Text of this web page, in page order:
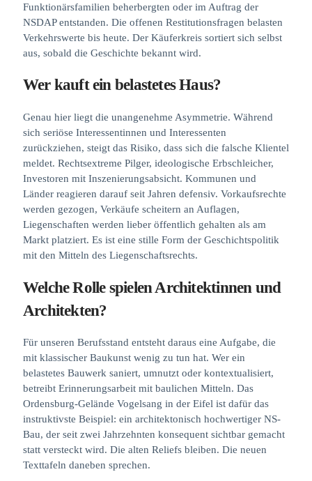
Funktionärsfamilien beherbergten oder im Auftrag der
NSDAP entstanden. Die offenen Restitutionsfragen belasten
Verkehrswerte bis heute. Der Käuferkreis sortiert sich selbst
aus, sobald die Geschichte bekannt wird.
Wer kauft ein belastetes Haus?
Genau hier liegt die unangenehme Asymmetrie. Während
sich seriöse Interessentinnen und Interessenten
zurückziehen, steigt das Risiko, dass sich die falsche Klientel
meldet. Rechtsextreme Pilger, ideologische Erbschleicher,
Investoren mit Inszenierungsabsicht. Kommunen und
Länder reagieren darauf seit Jahren defensiv. Vorkaufsrechte
werden gezogen, Verkäufe scheitern an Auflagen,
Liegenschaften werden lieber öffentlich gehalten als am
Markt platziert. Es ist eine stille Form der Geschichtspolitik
mit den Mitteln des Liegenschaftsrechts.
Welche Rolle spielen Architektinnen und
Architekten?
Für unseren Berufsstand entsteht daraus eine Aufgabe, die
mit klassischer Baukunst wenig zu tun hat. Wer ein
belastetes Bauwerk saniert, umnutzt oder kontextualisiert,
betreibt Erinnerungsarbeit mit baulichen Mitteln. Das
Ordensburg-Gelände Vogelsang in der Eifel ist dafür das
instruktivste Beispiel: ein architektonisch hochwertiger NS-
Bau, der seit zwei Jahrzehnten konsequent sichtbar gemacht
statt versteckt wird. Die alten Reliefs bleiben. Die neuen
Texttafeln daneben sprechen.